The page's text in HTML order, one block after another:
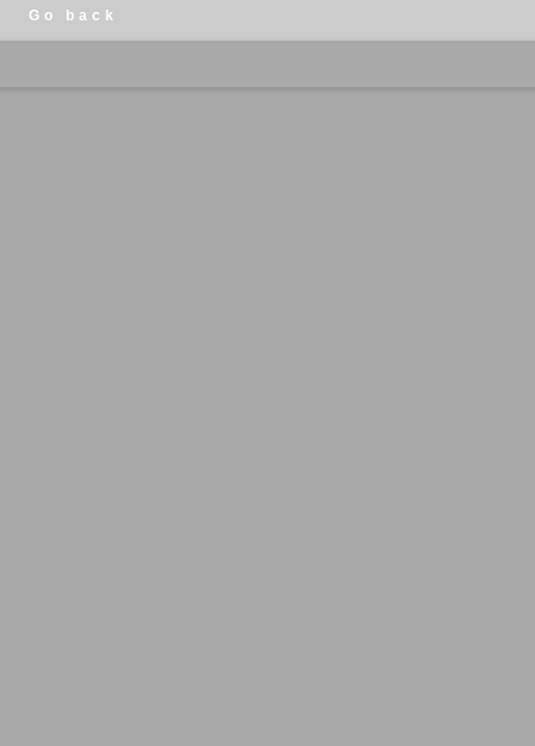
Go back